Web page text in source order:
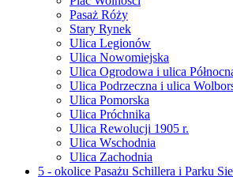
Pasaż Róży
Stary Rynek
Ulica Legionów
Ulica Nowomiejska
Ulica Ogrodowa i ulica
Ulica Podrzeczna i ulica
Ulica Pomorska
Ulica Próchnika
Ulica Rewolucji 1905 r.
Ulica Wschodnia
Ulica Zachodnia
5 - okolice Pasażu Schillera i Parku